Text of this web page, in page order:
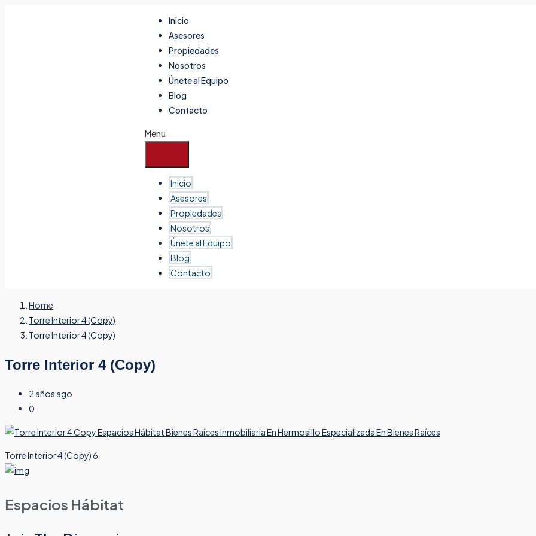
Inicio
Asesores
Propiedades
Nosotros
Únete al Equipo
Blog
Contacto
Menu
Inicio
Asesores
Propiedades
Nosotros
Únete al Equipo
Blog
Contacto
Home
Torre Interior 4 (Copy)
Torre Interior 4 (Copy)
Torre Interior 4 (Copy)
2 años ago
0
Torre Interior 4 (Copy) 6
Espacios Hábitat